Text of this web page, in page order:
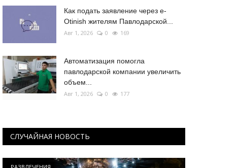
Как подать заявление через e-
Otinish жителям Павлодарской...
Авг 1, 2026 0 169
Автоматизация помогла
павлодарской компании увеличить
объем...
Авг 1, 2026 0 177
СЛУЧАЙНАЯ НОВОСТЬ